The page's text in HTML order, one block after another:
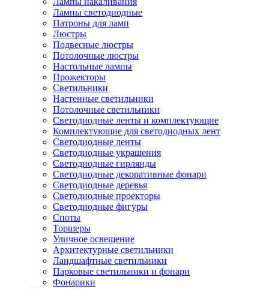
Лампы светодиодные
Патроны для ламп
Люстры
Подвесные люстры
Потолочные люстры
Настольные лампы
Прожекторы
Светильники
Настенные светильники
Потолочные светильники
Светодиодные ленты и комплектующие
Комплектующие для светодиодных лент
Светодиодные ленты
Светодиодные украшения
Светодиодные гирлянды
Светодиодные декоративные фонари
Светодиодные деревья
Светодиодные проекторы
Светодиодные фигуры
Споты
Торшеры
Уличное освещение
Архитектурные светильники
Ландшафтные светильники
Парковые светильники и фонари
Фонарики